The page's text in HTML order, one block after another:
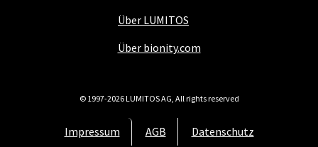
Über LUMITOS
Über bionity.com
Impressum AGB Datenschutz
© 1997-2026 LUMITOS AG, All rights reserved